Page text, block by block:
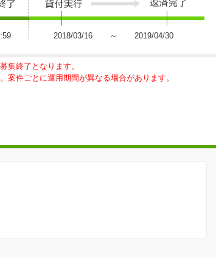
2018/03/16 ～ 2019/04/30
集終了となります。
件ごとに運用期間が異なる場合があります。